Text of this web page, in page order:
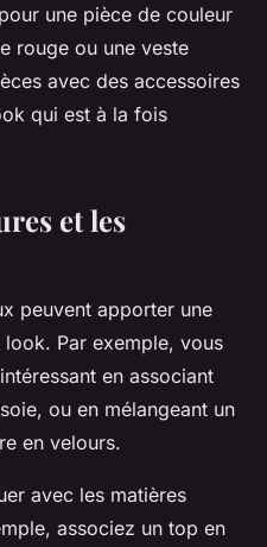
une pièce de couleur
rouge ou une veste
avec des accessoires
qui est à la fois
et les
peuvent apporter une
Par exemple, vous
en associant
ou en mélangeant un
en velours.
avec les matières
associez un top en